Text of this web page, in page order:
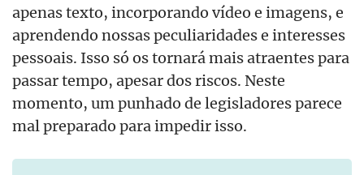
apenas texto, incorporando vídeo e imagens, e
aprendendo nossas peculiaridades e interesses
pessoais. Isso só os tornará mais atraentes para
passar tempo, apesar dos riscos. Neste
momento, um punhado de legisladores parece
mal preparado para impedir isso.